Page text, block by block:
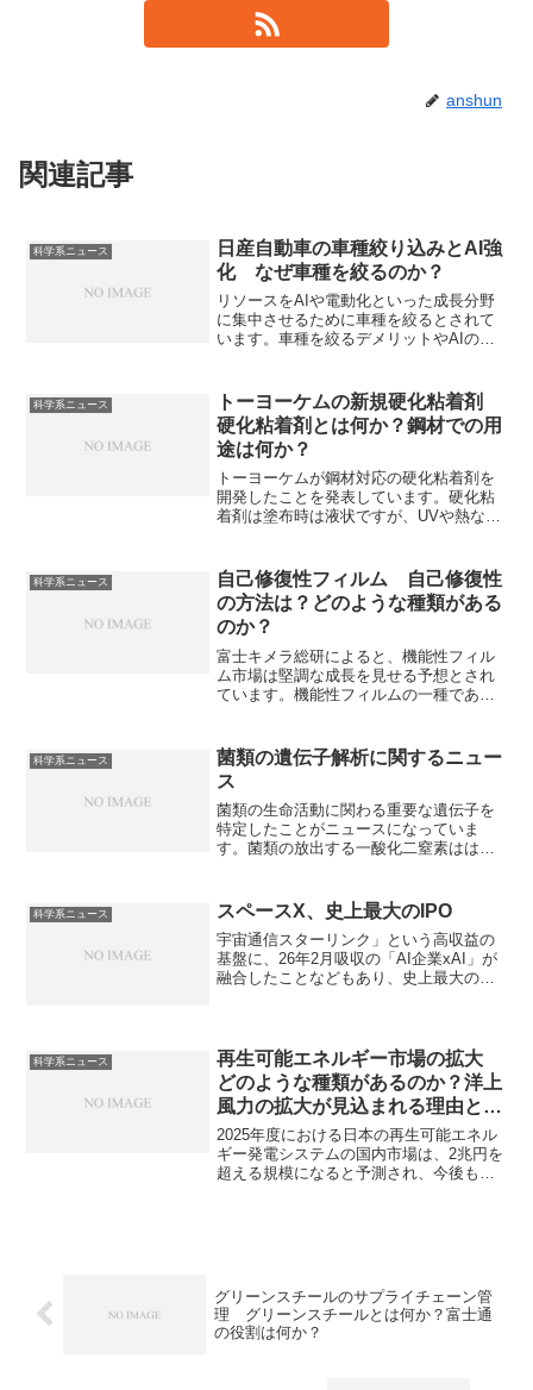
anshun
関連記事
科学系ニュース
日産自動車の車種絞り込みとAI強
化 なぜ車種を絞るのか？
リソースをAIや電動化といった成長分野
に集中させるために車種を絞るとされて
います。車種を絞るデメリットやAIの強
科学系ニュース
トーヨーケムの新規硬化粘着剤
硬化粘着剤とは何か？鋼材での用
途は何か？
トーヨーケムが鋼材対応の硬化粘着剤を
開発したことを発表しています。硬化粘
着剤は塗布時は液状ですが、UVや熱など
接やリベットなどの機械的接合の代替、
あるいは補助として使用されています。
硬化粘着剤とは何か、開発品の特徴は何
かを知ることができます。
科学系ニュース
自己修復性フィルム 自己修復性
の方法は？どのような種類がある
のか？
富士キメラ総研によると、機能性フィル
ム市場は堅調な成長を見せる予想とされ
ています。機能性フィルムの一種である
す。自己修復の方法には、形状記憶型、
可逆結合型、マイクロカプセル型があり
ます。それぞれの修復方法の特徴やメカ
ニズムを知ることができます。
科学系ニュース
菌類の遺伝子解析に関するニュー
ス
菌類の生命活動に関わる重要な遺伝子を
特定したことがニュースになっていま
す。菌類の放出する一酸化二窒素はは強
菌類が一酸化二窒素を放出する仕組みや
今後の研究で必要となることを知ること
ができる記事になっています。
科学系ニュース スペースX、史上最大のIPO
宇宙通信スターリンク」という高収益の
基盤に、26年2月吸収の「AI企業xAI」が
融合したことなどもあり、史上最大の規
科学系ニュース
再生可能エネルギー市場の拡大
どのような種類があるのか？洋上
風力の拡大が見込まれる理由と課
題は何か？
2025年度における日本の再生可能エネル
ギー発電システムの国内市場は、2兆円を
超える規模になると予測され、今後も、
グリーンスチールのサプライチェーン管
理 グリーンスチールとは何か？富士通
の役割は何か？